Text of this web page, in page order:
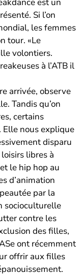
est un
Si l’on
les femmes
tour. «Le
volontiers.
à l’ATB il
arrivée, observe
Tandis qu’on
certains
Elle nous explique
disparu
libres à
le hip hop au
d’animation
par la
socioculturelle
contre les
des filles,
ont récemment
offrir aux filles